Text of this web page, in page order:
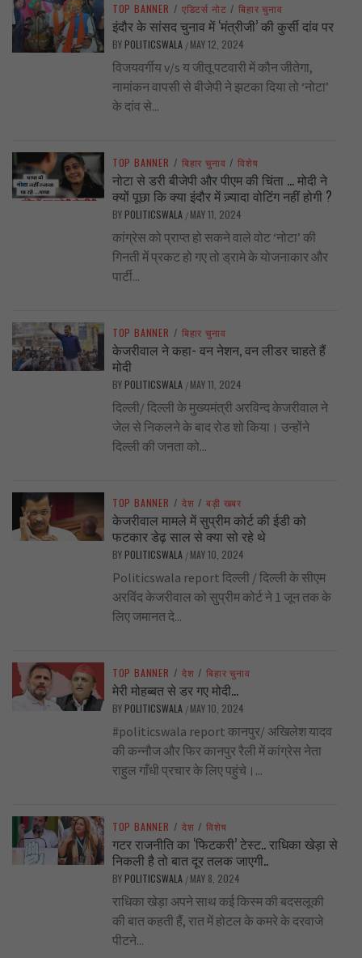
TOP BANNER / एडिटर्स नोट / बिहार चुनाव
इंदौर के सांसद चुनाव में ‘मंत्रीजी’ की कुर्सी दांव पर
BY POLITICSWALA / MAY 12, 2024
विजयवर्गीय v/s य जीतू पटवारी में कौन जीतेगा,
नामांकन वापसी से बीजेपी ने झटका दिया तो ‘नोटा’
के दांव से...
TOP BANNER / बिहार चुनाव / विशेष
नोटा से डरी बीजेपी और पीएम की चिंता … मोदी ने
क्यों पूछा कि क्या इंदौर में ज़्यादा वोटिंग नहीं होगी ?
BY POLITICSWALA / MAY 11, 2024
कांग्रेस को प्राप्त हो सकने वाले वोट ‘नोटा’ की
गिनती में प्रकट हो गए तो ड्रामे के योजनाकार और
पार्टी...
TOP BANNER / बिहार चुनाव
केजरीवाल ने कहा- वन नेशन, वन लीडर चाहते हैं
मोदी
BY POLITICSWALA / MAY 11, 2024
दिल्ली/ दिल्ली के मुख्यमंत्री अरविन्द केजरीवाल ने
जेल से निकलने के बाद रोड शो किया। उन्होंने
दिल्ली की जनता को...
TOP BANNER / देश / बड़ी खबर
केजरीवाल मामले में सुप्रीम कोर्ट की ईडी को
फटकार डेढ़ साल से क्या सो रहे थे
BY POLITICSWALA / MAY 10, 2024
Politicswala report दिल्ली / दिल्ली के सीएम
अरविंद केजरीवाल को सुप्रीम कोर्ट ने 1 जून तक के
लिए जमानत दे...
TOP BANNER / देश / बिहार चुनाव
मेरी मोहब्बत से डर गए मोदी…
BY POLITICSWALA / MAY 10, 2024
#politicswala report कानपुर/ अखिलेश यादव
की कन्नौज और फिर कानपुर रैली में कांग्रेस नेता
राहुल गाँधी प्रचार के लिए पहुंचे।...
TOP BANNER / देश / विशेष
गटर राजनीति का ‘फिटकरी’ टेस्ट.. राधिका खेड़ा से
निकली है तो बात दूर तलक जाएगी..
BY POLITICSWALA / MAY 8, 2024
राधिका खेड़ा अपने साथ कई किस्म की बदसलूकी
की बात कहती हैं, रात में होटल के कमरे के दरवाजे
पीटने...